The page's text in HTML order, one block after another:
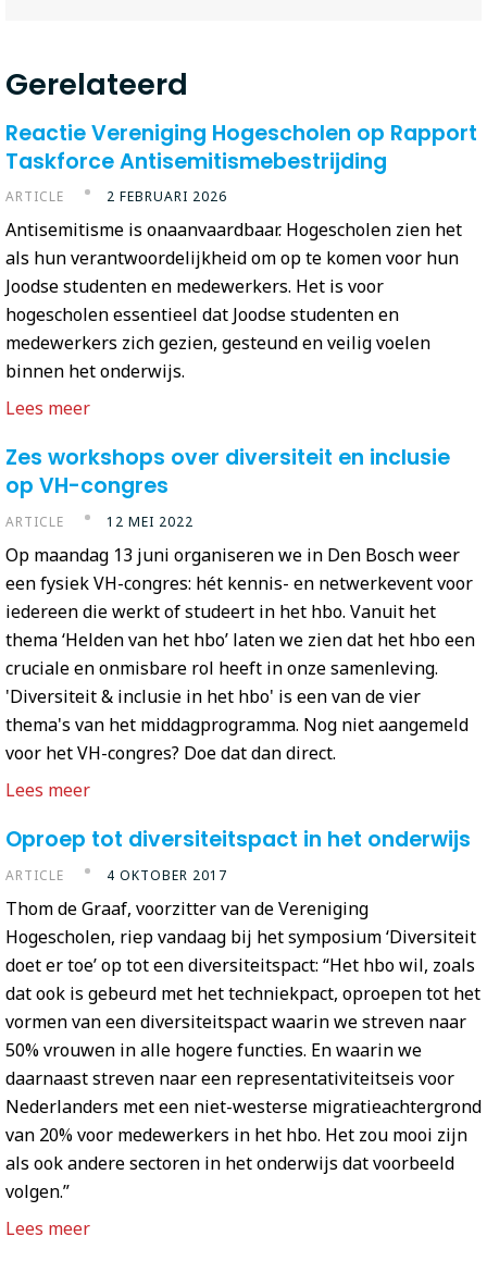
Gerelateerd
Reactie Vereniging Hogescholen op Rapport
Taskforce Antisemitismebestrijding
ARTICLE 2 FEBRUARI 2026
Antisemitisme is onaanvaardbaar. Hogescholen zien het
als hun verantwoordelijkheid om op te komen voor hun
Joodse studenten en medewerkers. Het is voor
hogescholen essentieel dat Joodse studenten en
medewerkers zich gezien, gesteund en veilig voelen
binnen het onderwijs.
Lees meer
Zes workshops over diversiteit en inclusie
op VH-congres
ARTICLE 12 MEI 2022
Op maandag 13 juni organiseren we in Den Bosch weer
een fysiek VH-congres: hét kennis- en netwerkevent voor
iedereen die werkt of studeert in het hbo. Vanuit het
thema ‘Helden van het hbo’ laten we zien dat het hbo een
cruciale en onmisbare rol heeft in onze samenleving.
'Diversiteit & inclusie in het hbo' is een van de vier
thema's van het middagprogramma. Nog niet aangemeld
voor het VH-congres? Doe dat dan direct.
Lees meer
Oproep tot diversiteitspact in het onderwijs
ARTICLE 4 OKTOBER 2017
Thom de Graaf, voorzitter van de Vereniging
Hogescholen, riep vandaag bij het symposium ‘Diversiteit
doet er toe’ op tot een diversiteitspact: “Het hbo wil, zoals
dat ook is gebeurd met het techniekpact, oproepen tot het
vormen van een diversiteitspact waarin we streven naar
50% vrouwen in alle hogere functies. En waarin we
daarnaast streven naar een representativiteitseis voor
Nederlanders met een niet-westerse migratieachtergrond
van 20% voor medewerkers in het hbo. Het zou mooi zijn
als ook andere sectoren in het onderwijs dat voorbeeld
volgen.”
Lees meer